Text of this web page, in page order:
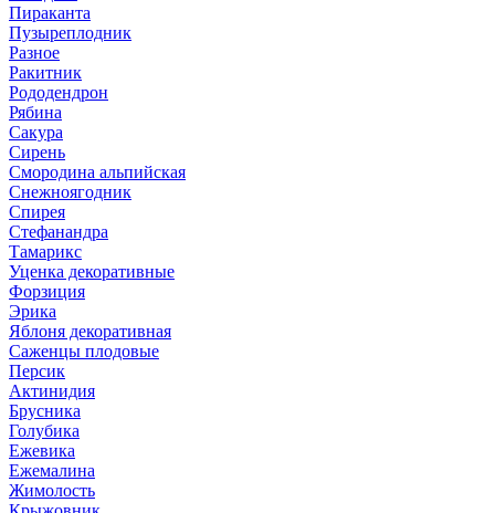
Пираканта
Пузыреплодник
Разное
Ракитник
Рододендрон
Рябина
Сакура
Сирень
Смородина альпийская
Снежноягодник
Спирея
Стефанандра
Тамарикс
Уценка декоративные
Форзиция
Эрика
Яблоня декоративная
Саженцы плодовые
Персик
Актинидия
Брусника
Голубика
Ежевика
Ежемалина
Жимолость